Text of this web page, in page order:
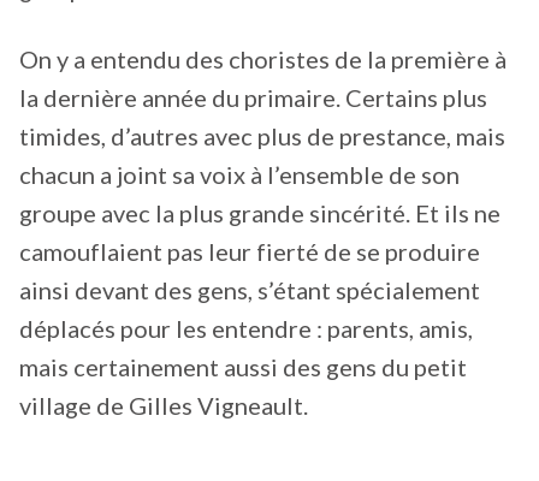
On y a entendu des choristes de la première à
la dernière année du primaire. Certains plus
timides, d’autres avec plus de prestance, mais
chacun a joint sa voix à l’ensemble de son
groupe avec la plus grande sincérité. Et ils ne
camouflaient pas leur fierté de se produire
ainsi devant des gens, s’étant spécialement
déplacés pour les entendre : parents, amis,
mais certainement aussi des gens du petit
village de Gilles Vigneault.